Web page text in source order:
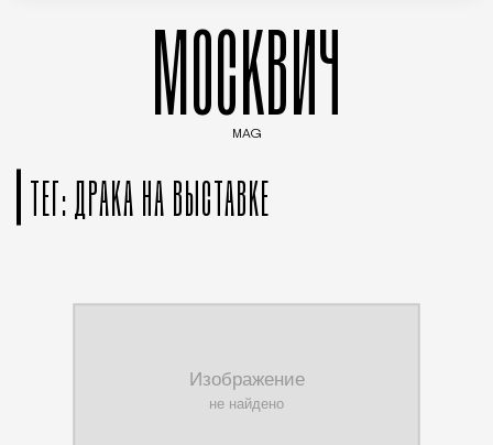
МОСКВИЧ
MAG
ТЕГ: ДРАКА НА ВЫСТАВКЕ